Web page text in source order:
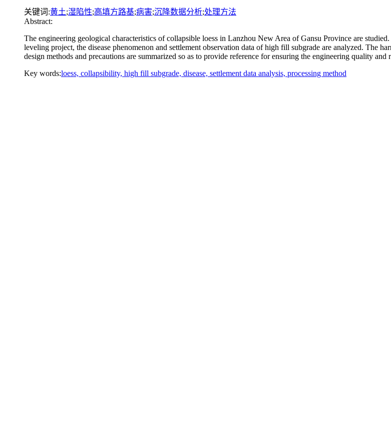
关键词:黄土;湿陷性;高填方路基;病害;沉降数据分析;处理方法
Abstract:
The engineering geological characteristics of collapsible loess in Lanzhou New Area of Gansu Province are
leveling project, the disease phenomenon and settlement observation data of high fill subgrade are analyzed. The
design methods and precautions are summarized so as to provide reference for ensuring the engineering quality and
Key words:loess, collapsibility, high fill subgrade, disease, settlement data analysis, processing method